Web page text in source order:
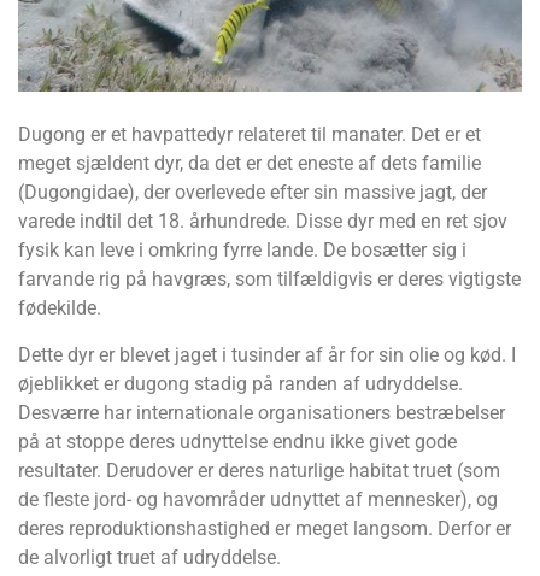
Dugong er et havpattedyr relateret til manater. Det er et
meget sjældent dyr, da det er det eneste af dets familie
(Dugongidae), der overlevede efter sin massive jagt, der
varede indtil det 18. århundrede. Disse dyr med en ret sjov
fysik kan leve i omkring fyrre lande. De bosætter sig i
farvande rig på havgræs, som tilfældigvis er deres vigtigste
fødekilde.
Dette dyr er blevet jaget i tusinder af år for sin olie og kød. I
øjeblikket er dugong stadig på randen af ​​udryddelse.
Desværre har internationale organisationers bestræbelser
på at stoppe deres udnyttelse endnu ikke givet gode
resultater. Derudover er deres naturlige habitat truet (som
de fleste jord- og havområder udnyttet af mennesker), og
deres reproduktionshastighed er meget langsom. Derfor er
de alvorligt truet af udryddelse.